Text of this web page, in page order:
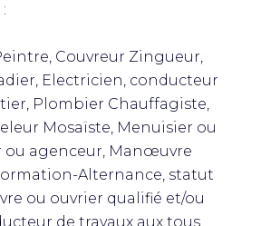
Couvreur Zingueur,
Electricien, conducteur
Plombier Chauffagiste,
Mosaïste, Menuisier ou
ou agenceur, Manœuvre
Alternance, statut
ou ouvrier qualifié et/ou
de travaux aux tous